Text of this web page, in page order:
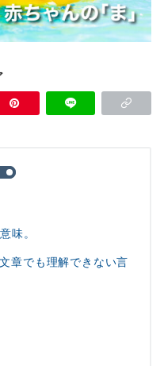
味。
章でも理解できない言